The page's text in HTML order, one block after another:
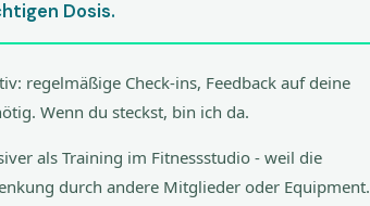
Dosis.
regelmäßige Check-ins, Feedback auf deine
Wenn du steckst, bin ich da.
als Training im Fitnessstudio - weil die
durch andere Mitglieder oder Equipment.